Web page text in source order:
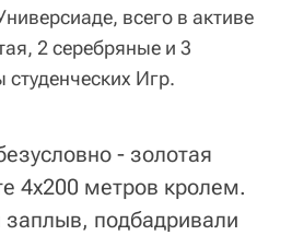
всего в активе
2 серебряные и 3
Игр.
- золотая
4х200 метров кролем.
подбадривали